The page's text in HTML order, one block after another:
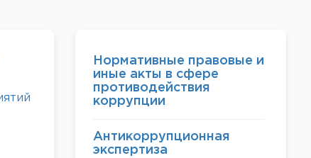
Нормативные правовые и
иные акты в сфере
противодействия
коррупции
Антикоррупционная
экспертиза